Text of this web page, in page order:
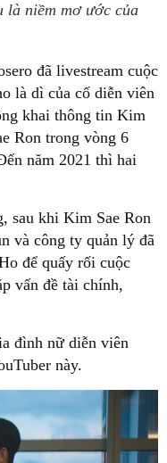
là niềm mơ ước của
đã livestream cuộc
là dì của cố diễn viên
khai thông tin Kim
Ron trong vòng 6
năm 2021 thì hai
sau khi Kim Sae Ron
và công ty quản lý đã
để quấy rối cuộc
vấn đề tài chính,
đình nữ diễn viên
này.